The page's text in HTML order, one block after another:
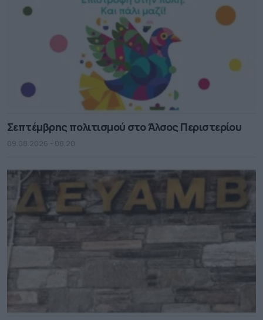
Σεπτέμβρης πολιτισμού στο Άλσος Περιστερίου
09.08.2026 - 08.20